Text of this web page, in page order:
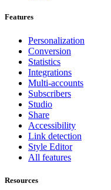
Features
Personalization
Conversion
Statistics
Integrations
Multi-accounts
Subscribers
Studio
Share
Accessibility
Link detection
Style Editor
All features
Resources